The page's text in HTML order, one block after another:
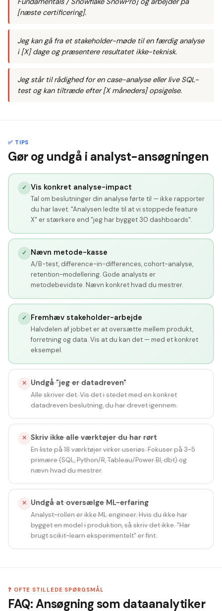
[næste certificering].
Jeg kan gå fra et stakeholder-møde til en færdig analyse
i [X] dage og præsentere resultatet ikke-teknisk.
Jeg står til rådighed for en case-analyse eller live SQL-
test og kan tiltræde efter [X måneders] opsigelse.
✅ TIPS
Gør og undgå i analyst-ansøgningen
✓ Vis konkret analyse-impact
Tal om beslutninger din analyse førte til — ikke rapporter
du har lavet. "Analysen ledte til at vi stoppede feature
X" er stærkere end "jeg har bygget 30 dashboards".
✓ Nævn metode-kasse
A/B-test, difference-in-differences, cohort-analyse,
retention-modellering. Gode analysts er
metodebevidste. Nævn konkret hvad du mestrer.
✓ Fremhæv stakeholder-arbejde
Halvdelen af jobbet er at oversætte mellem produkt,
forretning og data. Vis at du kan det — med et konkret
eksempel.
✕ Undgå "jeg er datadreven"
Alle skriver det. Vis det i stedet med en konkret
datadreven beslutning, du har drevet igennem.
✕ Skriv ikke alle værktøjer du har rørt
En liste på 18 værktøjer virker useriøs. Fokuser på 3-5
primære (SQL, Python/R, Tableau/Power BI, dbt) og
nævn hvad du mestrer.
✕ Undgå at oversælge ML-erfaring
Analyst-rollen er ikke ML engineer. Hvis du ikke har
bygget en model i produktion, så skriv det ikke. "Har
brugt scikit-learn eksperimentelt" er fint.
❓ OFTE STILLEDE SPØRGSMÅL
FAQ: Ansøgning som dataanalytiker